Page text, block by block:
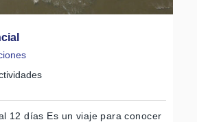
12 días Es un viaje para conocer